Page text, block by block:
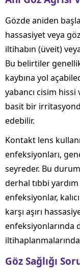
Gözde aniden
hassasiyet veya
iltihabın (üveit)
Bu belirtiler
kaybına yol
yabancı cisim hissi
basit bir
edebilir.
Kontakt lens
enfeksiyonları,
seyreder. Bu
derhal tıbbi
enfeksiyonlar,
karşı aşırı
enfeksiyonlarında
Göz Sağlığı